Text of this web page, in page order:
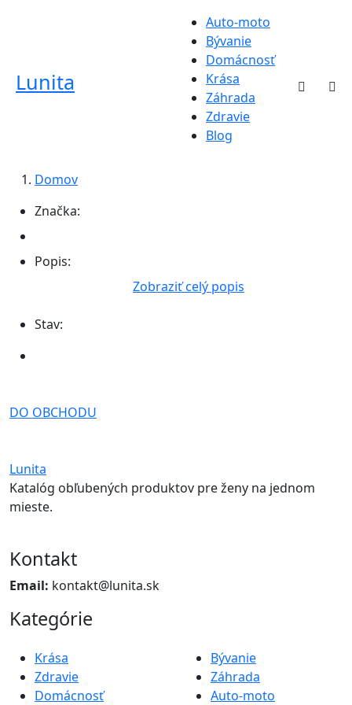
Lunita
Auto-moto
Bývanie
Domácnosť
Krása
Záhrada
Zdravie
Blog
Domov
Značka:
Popis:
Zobraziť celý popis
Stav:
DO OBCHODU
Lunita
Katalóg obľubených produktov pre ženy na jednom
mieste.
Kontakt
Email: kontakt@lunita.sk
Kategórie
Krása
Zdravie
Domácnosť
Bývanie
Záhrada
Auto-moto